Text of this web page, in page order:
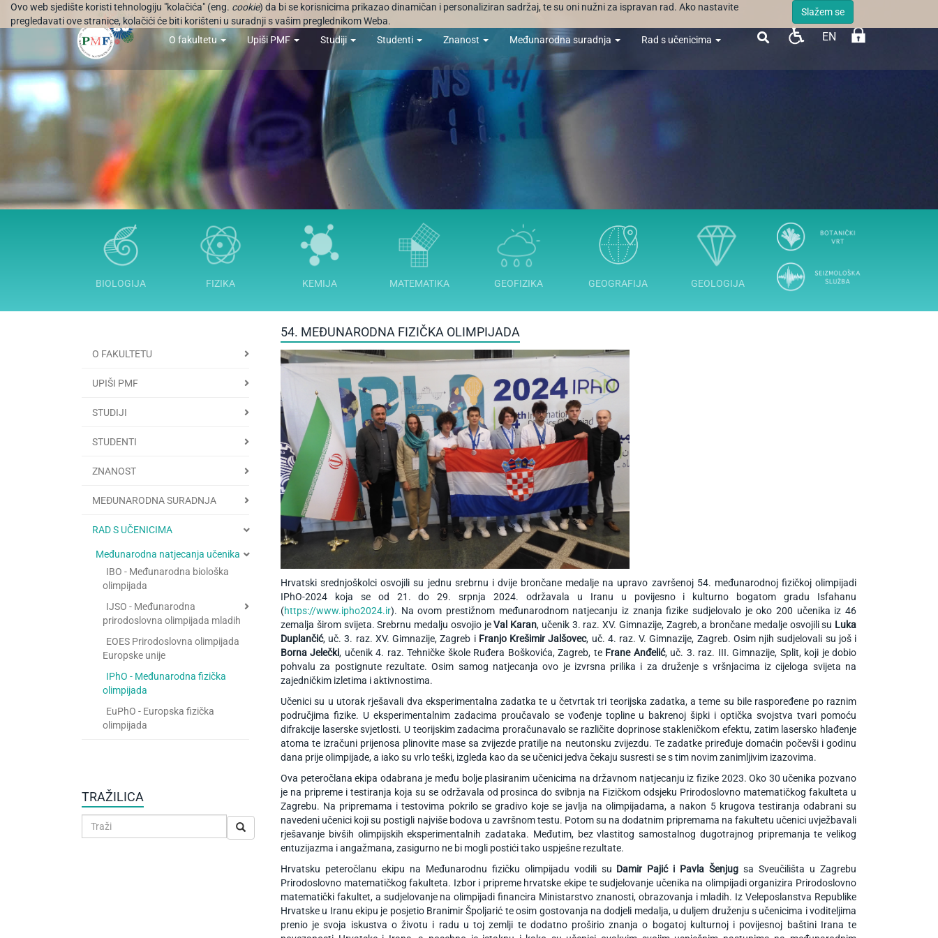
Ovo web sjedište koristi tehnologiju "kolačića" (eng. cookie) da bi se korisnicima prikazao dinamičan i personaliziran sadržaj, te su oni nužni za ispravan rad. Ako nastavite
pregledavati ove stranice, kolačići će biti korišteni u suradnji s vašim preglednikom Weba.
Slažem se
O fakultetu Upiši PMF Studiji Studenti Znanost Međunarodna suradnja Rad s učenicima  EN
BIOLOGIJA FIZIKA KEMIJA MATEMATIKA GEOFIZIKA GEOGRAFIJA GEOLOGIJA
O FAKULTETU
UPIŠI PMF
STUDIJI
STUDENTI
ZNANOST
MEĐUNARODNA SURADNJA
RAD S UČENICIMA
Međunarodna natjecanja učenika
IBO - Međunarodna biološka
olimpijada
IJSO - Međunarodna
prirodoslovna olimpijada mladih
EOES Prirodoslovna olimpijada
Europske unije
IPhO - Međunarodna fizička
olimpijada
EuPhO - Europska fizička
olimpijada
TRAŽILICA
54. MEĐUNARODNA FIZIČKA OLIMPIJADA
Hrvatski srednjoškolci osvojili su jednu srebrnu i dvije brončane medalje na upravo završenoj 54. međunarodnoj fizičkoj olimpijadi
IPhO-2024 koja se od 21. do 29. srpnja 2024. održavala u Iranu u povijesno i kulturno bogatom gradu Isfahanu
(https://www.ipho2024.ir). Na ovom prestižnom međunarodnom natjecanju iz znanja fizike sudjelovalo je oko 200 učenika iz 46
zemalja širom svijeta. Srebrnu medalju osvojio jeVal Karan, učenik 3. raz. XV. Gimnazije, Zagreb, a brončane medalje osvojili su Luka
Duplančić, uč. 3. raz. XV. Gimnazije, Zagreb i Franjo Krešimir Jalšovec, uč. 4. raz. V. Gimnazije, Zagreb. Osim njih sudjelovali su još i
Borna Jelečki, učenik 4. raz. Tehničke škole Ruđera Boškovića, Zagreb, te Frane Anđelić, uč. 3. raz. III. Gimnazije, Split, koji je dobio
pohvalu za postignute rezultate. Osim samog natjecanja ovo je izvrsna prilika i za druženje s vršnjacima iz cijeloga svijeta na
zajedničkim izletima i aktivnostima.
Učenici su u utorak rješavali dva eksperimentalna zadatka te u četvrtak tri teorijska zadatka, a teme su bile raspoređene po raznim
područjima fizike. U eksperimentalnim zadacima proučavalo se vođenje topline u bakrenoj šipki i optička svojstva tvari pomoću
difrakcije laserske svjetlosti. U teorijskim zadacima proračunavalo se različite doprinose stakleničkom efektu, zatim lasersko hlađenje
atoma te izračuni prijenosa plinovite mase sa zvijezde pratilje na neutonsku zvijezdu. Te zadatke priređuje domaćin počevši i godinu
dana prije olimpijade, a iako su vrlo teški, izgleda kao da se učenici jedva čekaju susresti se s tim novim zanimljivim izazovima.
Ova peteročlana ekipa odabrana je među bolje plasiranim učenicima na državnom natjecanju iz fizike 2023. Oko 30 učenika pozvano
je na pripreme i testiranja koja su se održavala od prosinca do svibnja na Fizičkom odsjeku Prirodoslovno matematičkog fakulteta u
Zagrebu. Na pripremama i testovima pokrilo se gradivo koje se javlja na olimpijadama, a nakon 5 krugova testiranja odabrani su
navedeni učenici koji su postigli najviše bodova u završnom testu. Potom su na dodatnim pripremama na fakultetu učenici uvježbavali
rješavanje bivših olimpijskih eksperimentalnih zadataka. Međutim, bez vlastitog samostalnog dugotrajnog pripremanja te velikog
entuzijazma i angažmana, zasigurno ne bi mogli postići tako uspješne rezultate.
Hrvatsku peteročlanu ekipu na Međunarodnu fizičku olimpijadu vodili su Damir Pajić i Pavla Šenjug sa Sveučilišta u Zagrebu
Prirodoslovno matematičkog fakulteta. Izbor i pripreme hrvatske ekipe te sudjelovanje učenika na olimpijadi organizira Prirodoslovno
matematički fakultet, a sudjelovanje na olimpijadi financira Ministarstvo znanosti, obrazovanja i mladih. Iz Veleposlanstva Republike
Hrvatske u Iranu ekipu je posjetio Branimir Špoljarić te osim gostovanja na dodjeli medalja, u duljem druženju s učenicima i voditeljima
prenio je svoja iskustva o životu i radu u toj zemlji te dodatno proširio znanja o bogatoj kulturnoj i povijesnoj baštini Irana te